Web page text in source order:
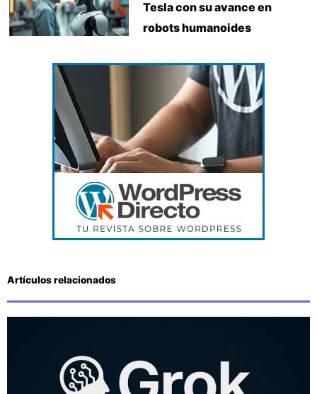
Tesla con su avance en
robots humanoides
Artículos relacionados